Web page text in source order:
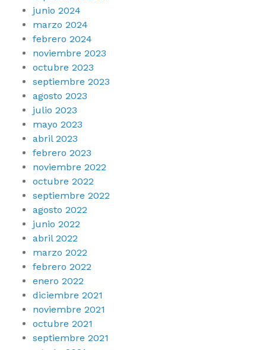
junio 2024
marzo 2024
febrero 2024
noviembre 2023
octubre 2023
septiembre 2023
agosto 2023
julio 2023
mayo 2023
abril 2023
febrero 2023
noviembre 2022
octubre 2022
septiembre 2022
agosto 2022
junio 2022
abril 2022
marzo 2022
febrero 2022
enero 2022
diciembre 2021
noviembre 2021
octubre 2021
septiembre 2021